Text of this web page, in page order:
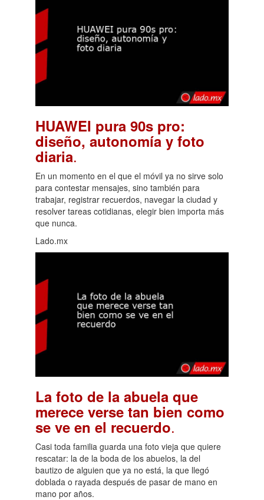
HUAWEI pura 90s pro:
diseño, autonomía y foto
diaria.
En un momento en el que el móvil ya no sirve solo
para contestar mensajes, sino también para
trabajar, registrar recuerdos, navegar la ciudad y
resolver tareas cotidianas, elegir bien importa más
que nunca.
Lado.mx
La foto de la abuela que
merece verse tan bien como
se ve en el recuerdo.
Casi toda familia guarda una foto vieja que quiere
rescatar: la de la boda de los abuelos, la del
bautizo de alguien que ya no está, la que llegó
doblada o rayada después de pasar de mano en
mano por años.